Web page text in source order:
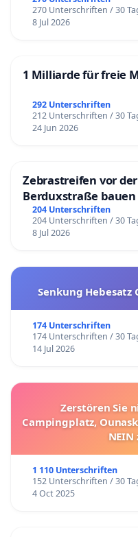
270 Unterschriften / 30
8 Jul 2026
1 Milliarde für freie
292 Unterschriften
212 Unterschriften / 30
24 Jun 2026
Zebrastreifen vor
Berduxstraße bauen
204 Unterschriften
204 Unterschriften / 30
8 Jul 2026
Senkung
174 Unterschriften
174 Unterschriften / 30
14 Jul 2026
Zerstören Sie
Campingplatz,
NEIN
1 110 Unterschriften
152 Unterschriften / 30
4 Oct 2025